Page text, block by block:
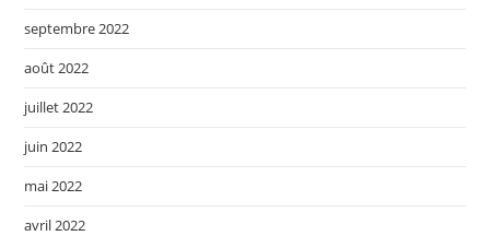
septembre 2022
août 2022
juillet 2022
juin 2022
mai 2022
avril 2022